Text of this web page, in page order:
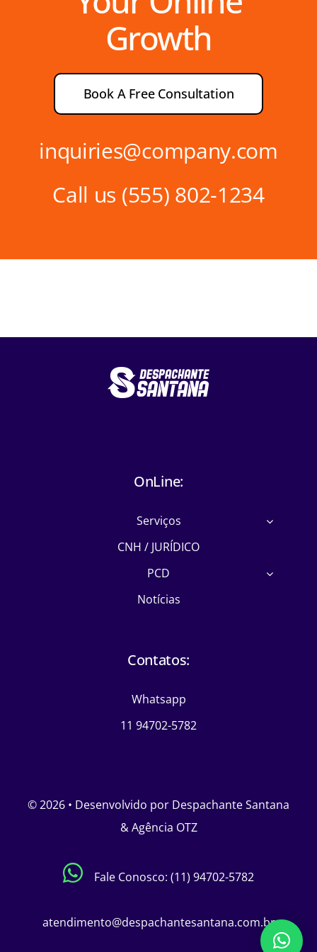
Growth
Book A Free Consultation
inquiries@company.com
Call us (555) 802-1234
OnLine:
Serviços
CNH / JURÍDICO
PCD
Notícias
Contatos:
Whatsapp
11 94702-5782
© 2026 • Desenvolvido por Despachante Santana
& Agência OTZ
Fale Conosco: (11) 94702-5782
atendimento@despachantesantana.com.br